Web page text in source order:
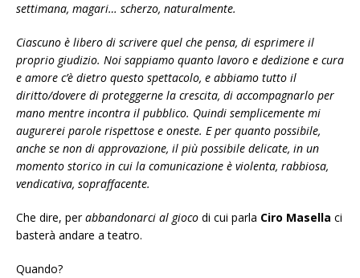
settimana, magari… scherzo, naturalmente.
Ciascuno è libero di scrivere quel che pensa, di esprimere il
proprio giudizio. Noi sappiamo quanto lavoro e dedizione e cura
e amore c’è dietro questo spettacolo, e abbiamo tutto il
diritto/dovere di proteggerne la crescita, di accompagnarlo per
mano mentre incontra il pubblico. Quindi semplicemente mi
augurerei parole rispettose e oneste. E per quanto possibile,
anche se non di approvazione, il più possibile delicate, in un
momento storico in cui la comunicazione è violenta, rabbiosa,
vendicativa, sopraffacente.
Che dire, perabbandonarci al gioco di cui parla Ciro Masella ci
basterà andare a teatro.
Quando?